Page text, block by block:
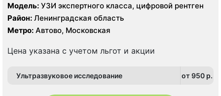
Модель: УЗИ экспертного класса, цифровой рентген
Район: Ленинградская область
Метро: Автово, Московская
Цена указана с учетом льгот и акции
Ультразвуковое исследование от 950 p.